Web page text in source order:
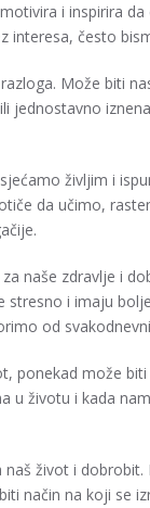
i inspirira
interesa, često
Može biti
jednostavno
življim i
da učimo,
naše zdravlje i
i imaju
od
ponekad može
u životu i kada
naš život i
način na koji se